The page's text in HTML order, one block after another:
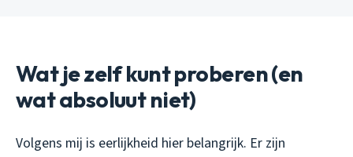
Wat je zelf kunt proberen (en
wat absoluut niet)
Volgens mij is eerlijkheid hier belangrijk. Er zijn